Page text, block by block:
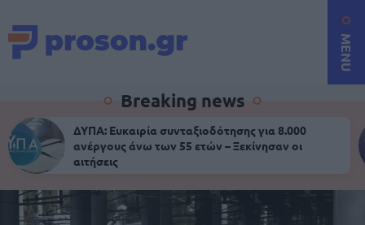
MENU
Breaking news
ΔΥΠΑ: Ευκαιρία συνταξιοδότησης για 8.000
ανέργους άνω των 55 ετών – Ξεκίνησαν οι
αιτήσεις